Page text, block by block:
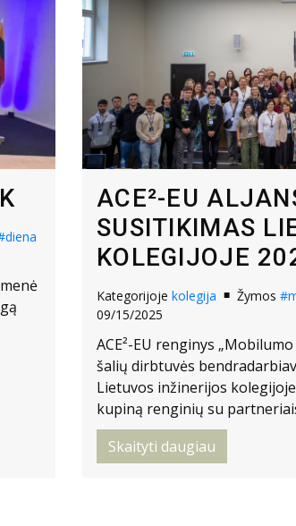
ACE²-EU
SUSITIKIMAS
KOLEGIJOJE
Kategorijoje kolegija Žymos
09/15/2025
ACE²-EU renginys
šalių dirbtuvės
Lietuvos inžinerijos
kupiną renginių su
Skaityti daugiau